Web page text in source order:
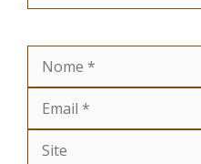
Nome